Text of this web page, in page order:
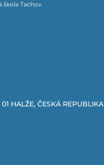
škola Tachov
HALŽE, ČESKÁ REPUBLIKA